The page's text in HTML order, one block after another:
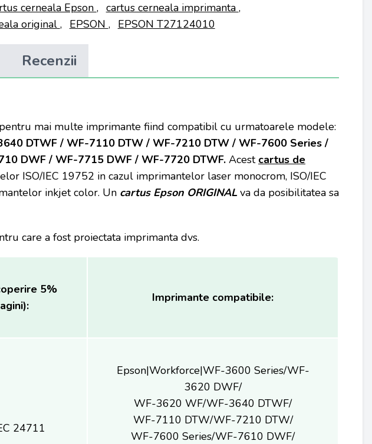
cerneala Epson , cartus cerneala imprimanta ,
original , EPSON , EPSON T27124010
Recenzii
mai multe imprimante fiind compatibil cu urmatoarele modele:
DTWF / WF-7110 DTW / WF-7210 DTW / WF-7600 Series /
DWF / WF-7715 DWF / WF-7720 DTWF. Acest cartus de
ISO/IEC 19752 in cazul imprimantelor laser monocrom, ISO/IEC
inkjet color. Un cartus Epson ORIGINALva da posibilitatea sa
care a fost proiectata imprimanta dvs.
5%
Imprimante compatibile:
24711
Epson|Workforce|WF-3600 Series/WF-
3620 DWF/
WF-3620 WF/WF-3640 DTWF/
WF-7110 DTW/WF-7210 DTW/
WF-7600 Series/WF-7610 DWF/